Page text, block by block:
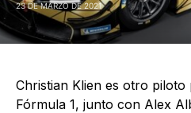
23 DE MARZO DE 2021
Christian Klien es otro piloto
Fórmula 1, junto con Alex